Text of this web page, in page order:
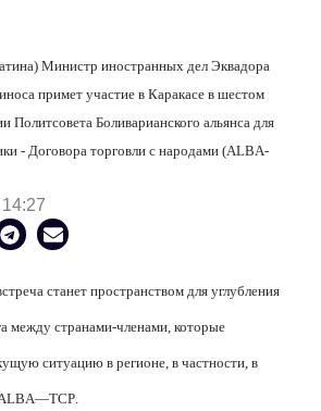
Министр иностранных дел Эквадора
примет участие в Каракасе в шестом
Политсовета Боливарианского альянса для
- Договора торговли с народами (ALBA-
станет пространством для углубления
между странами-членами, которые
ситуацию в регионе, в частности, в
—TCP.